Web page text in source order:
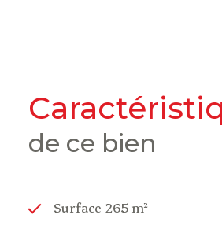
tandis qu'un bel ensemble
Paris et à Londres depuis
Cette propriété d'exception
harmonieusement.
Pour plus d'informations sur
de ce bien
Surface 265 m²